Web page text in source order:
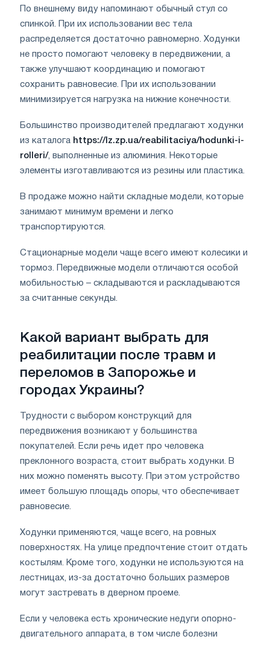
По внешнему виду напоминают обычный стул со
спинкой. При их использовании вес тела
распределяется достаточно равномерно. Ходунки
не просто помогают человеку в передвижении, а
также улучшают координацию и помогают
сохранить равновесие. При их использовании
минимизируется нагрузка на нижние конечности.
Большинство производителей предлагают ходунки
из каталога https://lz.zp.ua/reabilitaciya/hodunki-i-
rolleri/, выполненные из алюминия. Некоторые
элементы изготавливаются из резины или пластика.
В продаже можно найти складные модели, которые
занимают минимум времени и легко
транспортируются.
Стационарные модели чаще всего имеют колесики и
тормоз. Передвижные модели отличаются особой
мобильностью – складываются и раскладываются
за считанные секунды.
Какой вариант выбрать для
реабилитации после травм и
переломов в Запорожье и
городах Украины?
Трудности с выбором конструкций для
передвижения возникают у большинства
покупателей. Если речь идет про человека
преклонного возраста, стоит выбрать ходунки. В
них можно поменять высоту. При этом устройство
имеет большую площадь опоры, что обеспечивает
равновесие.
Ходунки применяются, чаще всего, на ровных
поверхностях. На улице предпочтение стоит отдать
костылям. Кроме того, ходунки не используются на
лестницах, из-за достаточно больших размеров
могут застревать в дверном проеме.
Если у человека есть хронические недуги опорно-
двигательного аппарата, в том числе болезни